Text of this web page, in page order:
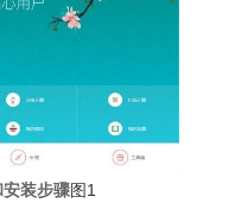
装步骤图1